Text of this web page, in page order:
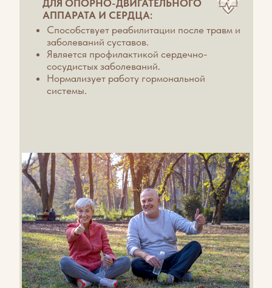
НАШЕЙ ПРОЦЕДУРЫ
ПЕРЕД АНАЛОГАМИ:
Наша бочка спроектирована с учетом многих факторов: